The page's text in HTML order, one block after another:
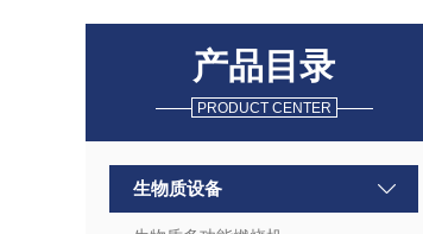
产品目录
PRODUCT CENTER
生物质设备